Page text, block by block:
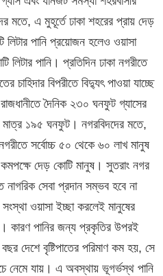
মতে, এ মুহূর্তে ঢাকা শহরের প্রায় দেড়
পানি প্রয়োজন হলেও ওয়াসা
পানি। প্রতিদিন ঢাকা নগরীতে
বিপরীতে বিদ্যুৎ পাওয়া যাচ্ছে
দৈনিক ২৩০ ঘনফুট গ্যাসের
মাত্র ১৯৫ ঘনফুট। নগরবিদদের মতে,
সর্বোচ্চ ৫০ থেকে ৬০ লাখ মানুষ
দেড় কোটি মানুষ। সুতরাং নগর
নাগরিক সেবা প্রদান সম্ভব হবে না
সংস্থা ওয়াসা ইচ্ছা করলেই মানুষের
না। কারণ পানির জন্য প্রকৃতির উপরই
দেশে বৃষ্টিপাতের পরিমাণ কম হয়, সে
নেমে যায়। এ অবস্থায় ভূগর্ভস্থ পানি